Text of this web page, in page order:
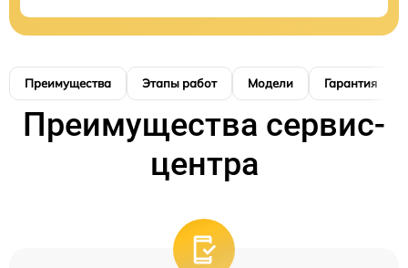
Преимущества Этапы работ Модели Гарантия
Преимущества сервис-
центра